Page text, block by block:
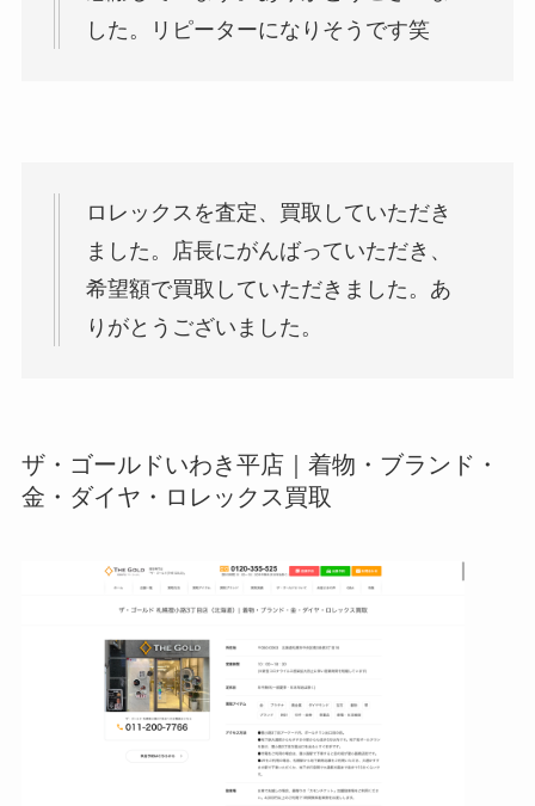
した。リピーターになりそうです笑
ロレックスを査定、買取していただき
ました。店長にがんばっていただき、
希望額で買取していただきました。あ
りがとうございました。
ザ・ゴールドいわき平店｜着物・ブランド・
金・ダイヤ・ロレックス買取